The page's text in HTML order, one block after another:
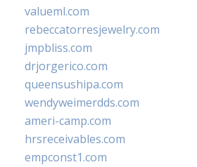
valueml.com
rebeccatorresjewelry.com
jmpbliss.com
drjorgerico.com
queensushipa.com
wendyweimerdds.com
ameri-camp.com
hrsreceivables.com
empconst1.com